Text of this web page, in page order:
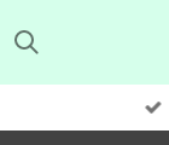
direct
hoofdinhoud